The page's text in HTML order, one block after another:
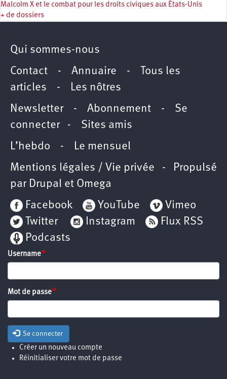
Malcolm X et le combat pour les droits civiques aux États-Unis
+ de dossiers
Qui sommes-nous
Contact - Annuaire -
Tous les
articles - Les nôtres
Newsletter- Abonnement - Se
connecter- Sites amis
L’hebdo - Le mensuel
Mentions légales / Vie privée - Propulsé
par Drupal et Omega
Facebook
YouTube
Vimeo
Twitter
Instagram
Flux RSS
Podcasts
Username
Mot de passe
Se connecter
Créer un nouveau compte
Réinitialiser votre mot de passe